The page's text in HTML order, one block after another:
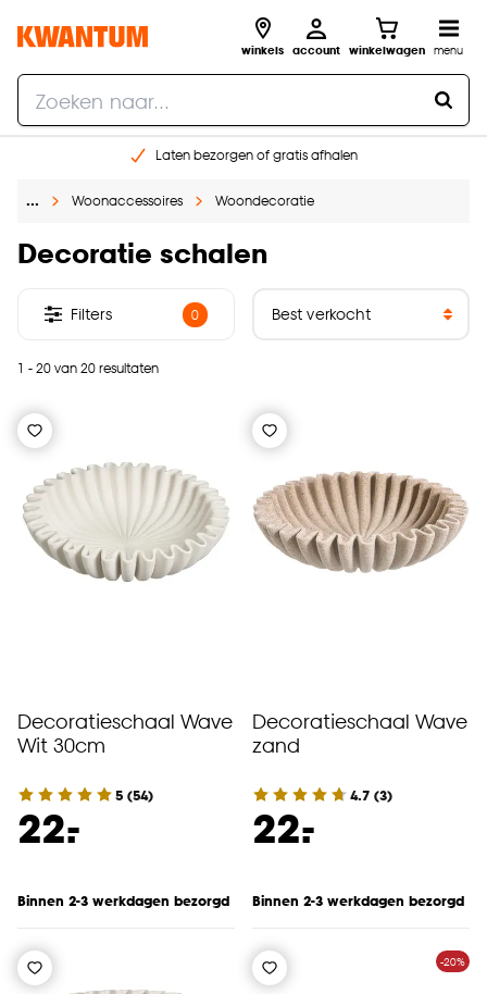
winkels account winkelwagen menu
Laten bezorgen of gratis afhalen
Gratis raam advies en opmeten aan huis
… Woonaccessoires Woondecoratie
Decoratie schalen
1 - 20 van 20 resultaten
Filters 0
Decoratieschaal Wave
Wit 30cm
5 (54)
22.
-
Binnen 2-3 werkdagen bezorgd
Decoratieschaal Wave
zand
4.7 (3)
22.
-
Binnen 2-3 werkdagen bezorgd
-20%